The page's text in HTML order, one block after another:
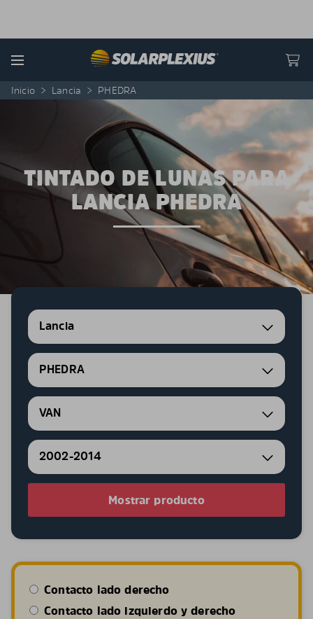
Menu
Inicio > Lancia > PHEDRA
TINTADO DE LUNAS PARA
LANCIA PHEDRA
Lancia
PHEDRA
VAN
2002-2014
Mostrar producto
Contacto lado derecho
Contacto lado izquierdo y derecho